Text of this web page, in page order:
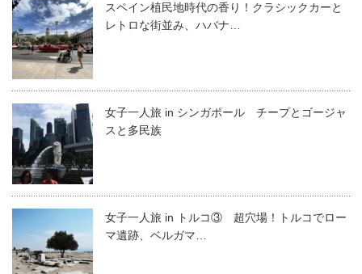
スペイン植民地時代の香り！クラシックカーと
レトロな街並み、ハバナ…
女子一人旅 in シンガポール チープとゴージャ
スと多民族
女子一人旅 in トルコ③ 超穴場！トルコでロー
マ遺跡、ベルガマ…